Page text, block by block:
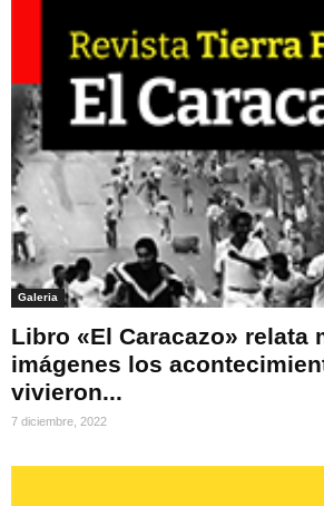
Galeria
Libro «El Caracazo» relata
imágenes los
vivieron...
7 diciembre, 2022